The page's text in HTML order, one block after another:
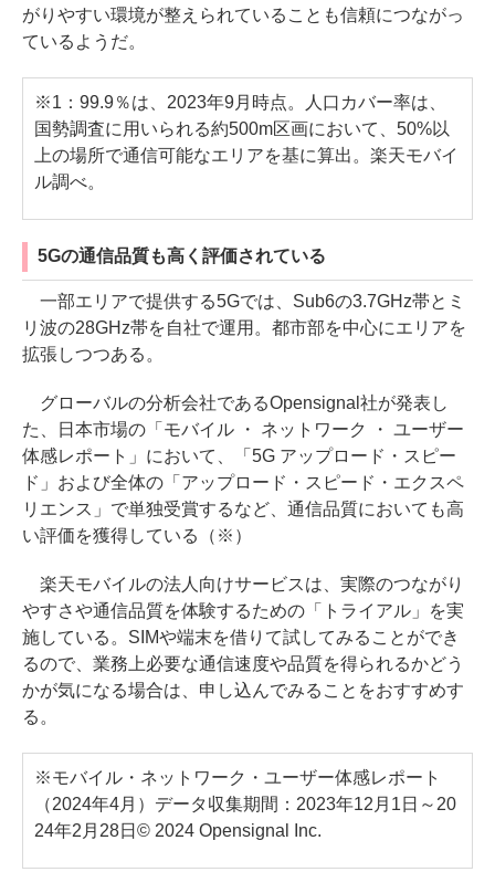
がりやすい環境が整えられていることも信頼につながっ
ているようだ。
※1：99.9％は、2023年9月時点。人口カバー率は、
国勢調査に用いられる約500m区画において、50%以
上の場所で通信可能なエリアを基に算出。楽天モバイ
ル調べ。
5Gの通信品質も高く評価されている
一部エリアで提供する5Gでは、Sub6の3.7GHz帯とミ
リ波の28GHz帯を自社で運用。都市部を中心にエリアを
拡張しつつある。
グローバルの分析会社であるOpensignal社が発表し
た、日本市場の「モバイル ・ ネットワーク ・ ユーザー
体感レポート」において、「5G アップロード・スピー
ド」および全体の「アップロード・スピード・エクスペ
リエンス」で単独受賞するなど、通信品質においても高
い評価を獲得している（※）
楽天モバイルの法人向けサービスは、実際のつながり
やすさや通信品質を体験するための「トライアル」を実
施している。SIMや端末を借りて試してみることができ
るので、業務上必要な通信速度や品質を得られるかどう
かが気になる場合は、申し込んでみることをおすすめす
る。
※モバイル・ネットワーク・ユーザー体感レポート
（2024年4月）データ収集期間：2023年12月1日～20
24年2月28日© 2024 Opensignal Inc.